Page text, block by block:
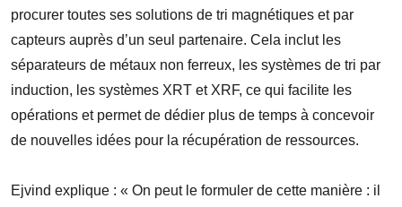
procurer toutes ses solutions de tri magnétiques et par
capteurs auprès d’un seul partenaire. Cela inclut les
séparateurs de métaux non ferreux, les systèmes de tri par
induction, les systèmes XRT et XRF, ce qui facilite les
opérations et permet de dédier plus de temps à concevoir
de nouvelles idées pour la récupération de ressources.
Ejvind explique : « On peut le formuler de cette manière : il